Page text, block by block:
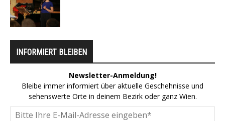
INFORMIERT BLEIBEN
Newsletter-Anmeldung!
Bleibe immer informiert über aktuelle Geschehnisse und
sehenswerte Orte in deinem Bezirk oder ganz Wien.